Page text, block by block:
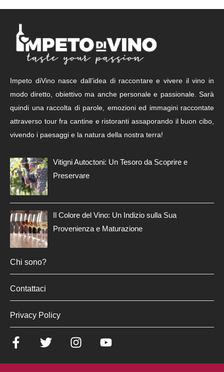
Impeto diVino nasce dall’idea di raccontare e vivere il vino in
modo diretto, obiettivo ma anche personale e passionale. Sarà
quindi una raccolta di parole, emozioni ed immagini raccontate
attraverso tour fra cantine e ristoranti assaporando il buon cibo,
vivendo i paesaggi e la natura della nostra terra!
Vitigni Autoctoni: Un Tesoro da Scoprire e
Preservare
Il Colore del Vino: Un Indizio sulla Sua
Provenienza e Maturazione
Chi sono?
Contattaci
Privacy Policy